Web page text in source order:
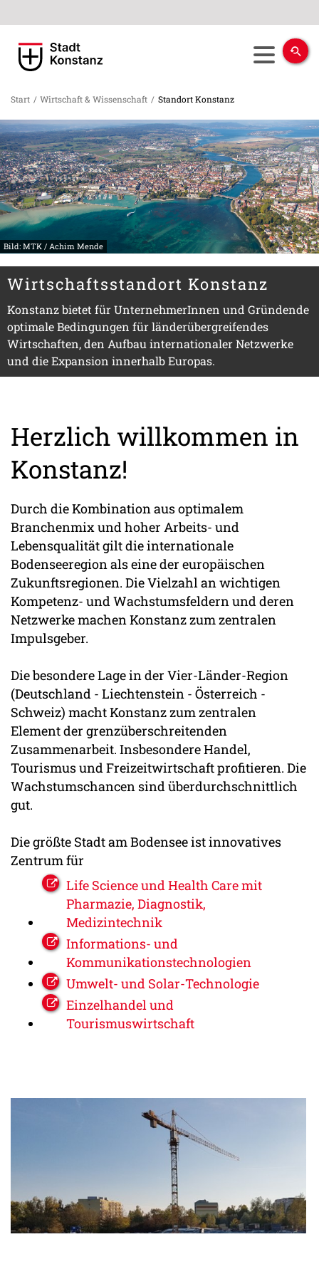
Start / Wirtschaft & Wissenschaft / Standort Konstanz
Bild: MTK / Achim Mende
Wirtschaftsstandort Konstanz
Konstanz bietet für UnternehmerInnen und Gründende
optimale Bedingungen für länderübergreifendes
Wirtschaften, den Aufbau internationaler Netzwerke
und die Expansion innerhalb Europas.
Herzlich willkommen in
Konstanz!
Durch die Kombination aus optimalem
Branchenmix und hoher Arbeits- und
Lebensqualität gilt die internationale
Bodenseeregion als eine der europäischen
Zukunftsregionen. Die Vielzahl an wichtigen
Kompetenz- und Wachstumsfeldern und deren
Netzwerke machen Konstanz zum zentralen
Impulsgeber.
Die besondere Lage in der Vier-Länder-Region
(Deutschland - Liechtenstein - Österreich -
Schweiz) macht Konstanz zum zentralen
Element der grenzüberschreitenden
Zusammenarbeit. Insbesondere Handel,
Tourismus und Freizeitwirtschaft profitieren. Die
Wachstumschancen sind überdurchschnittlich
gut.
Die größte Stadt am Bodensee ist innovatives
Zentrum für
Life Science und Health Care mit
Pharmazie, Diagnostik,
Medizintechnik
Informations- und
Kommunikationstechnologien
Umwelt- und Solar-Technologie
Einzelhandel und
Tourismuswirtschaft